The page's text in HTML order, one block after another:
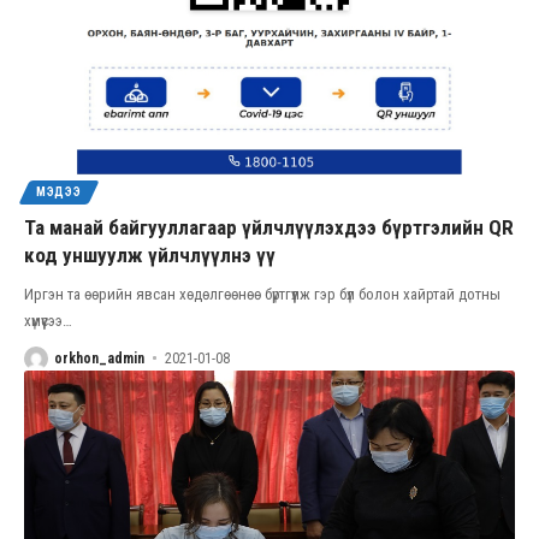
МЭДЭЭ
Та манай байгууллагаар үйлчлүүлэхдээ бүртгэлийн QR
код уншуулж үйлчлүүлнэ үү
Иргэн та өөрийн явсан хөдөлгөөнөө бүртгүүлж гэр бүл болон хайртай дотны
хүмүүсээ
orkhon_admin 2021-01-08